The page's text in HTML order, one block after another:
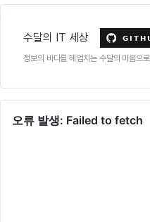
수달의 IT 세상
정보의 바다를 헤엄치는 수달의 마음으로